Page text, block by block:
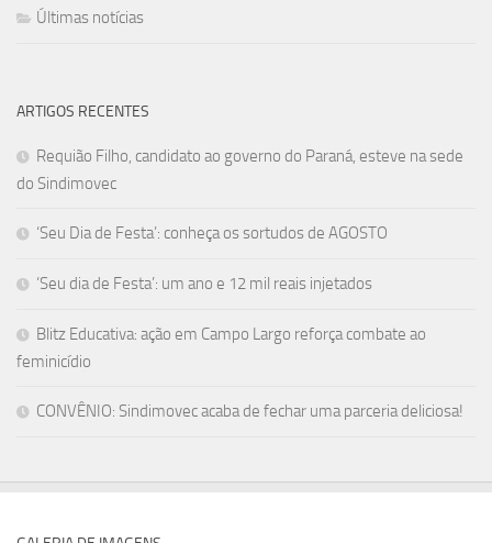
Últimas notícias
ARTIGOS RECENTES
Requião Filho, candidato ao governo do Paraná, esteve na sede
do Sindimovec
‘Seu Dia de Festa’: conheça os sortudos de AGOSTO
‘Seu dia de Festa’: um ano e 12 mil reais injetados
Blitz Educativa: ação em Campo Largo reforça combate ao
feminicídio
CONVÊNIO: Sindimovec acaba de fechar uma parceria deliciosa!